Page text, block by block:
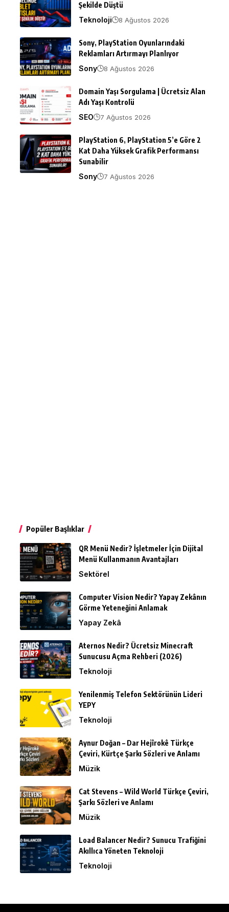
Şekilde Düştü
Teknoloji
8 Ağustos 2026
Sony, PlayStation Oyunlarındaki
Reklamları Artırmayı Planlıyor
Sony
8 Ağustos 2026
Domain Yaşı Sorgulama | Ücretsiz Alan
Adı Yaşı Kontrolü
SEO
7 Ağustos 2026
PlayStation 6, PlayStation 5’e Göre 2
Kat Daha Yüksek Grafik Performansı
Sunabilir
Sony
7 Ağustos 2026
Popüler Başlıklar
QR Menü Nedir? İşletmeler İçin Dijital
Menü Kullanmanın Avantajları
Sektörel
Computer Vision Nedir? Yapay Zekânın
Görme Yeteneğini Anlamak
Yapay Zekâ
Aternos Nedir? Ücretsiz Minecraft
Sunucusu Açma Rehberi (2026)
Teknoloji
Yenilenmiş Telefon Sektörünün Lideri
YEPY
Teknoloji
Aynur Doğan – Dar Hejîrokê Türkçe
Çeviri, Kürtçe Şarkı Sözleri ve Anlamı
Müzik
Cat Stevens – Wild World Türkçe Çeviri,
Şarkı Sözleri ve Anlamı
Müzik
Load Balancer Nedir? Sunucu Trafiğini
Akıllıca Yöneten Teknoloji
Teknoloji